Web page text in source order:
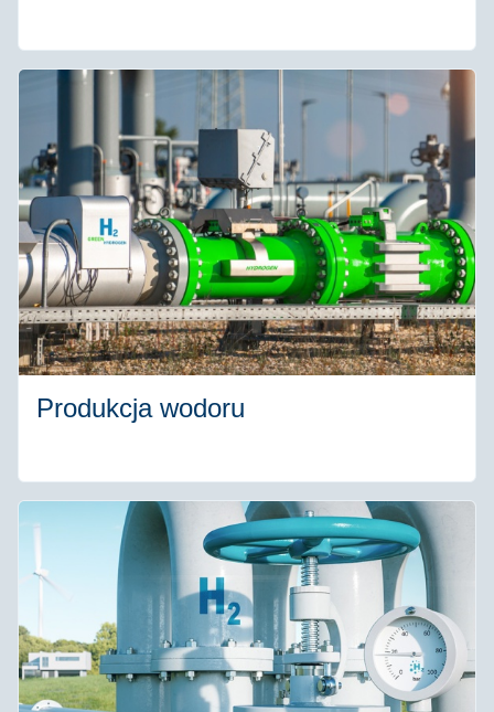
Produkcja wodoru